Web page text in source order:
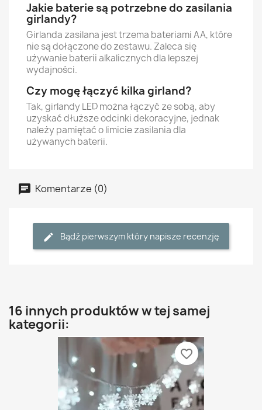
Jakie baterie są potrzebne do zasilania
girlandy?
Girlanda zasilana jest trzema bateriami AA, które
nie są dołączone do zestawu. Zaleca się
używanie baterii alkalicznych dla lepszej
wydajności.
Czy mogę łączyć kilka girland?
Tak, girlandy LED można łączyć ze sobą, aby
uzyskać dłuższe odcinki dekoracyjne, jednak
należy pamiętać o limicie zasilania dla
używanych baterii.
Komentarze (0)
Bądź pierwszym który napisze recenzję
16 innych produktów w tej samej
kategorii:
favorite_border